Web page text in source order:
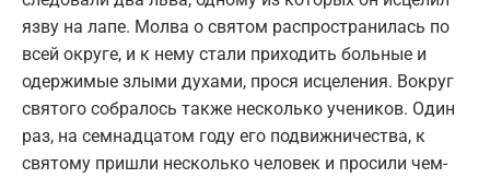
язву на лапе. Молва о святом распространилась по
всей округе, и к нему стали приходить больные и
одержимые злыми духами, прося исцеления. Вокруг
святого собралось также несколько учеников. Один
раз, на семнадцатом году его подвижничества, к
святому пришли несколько человек и просили чем-